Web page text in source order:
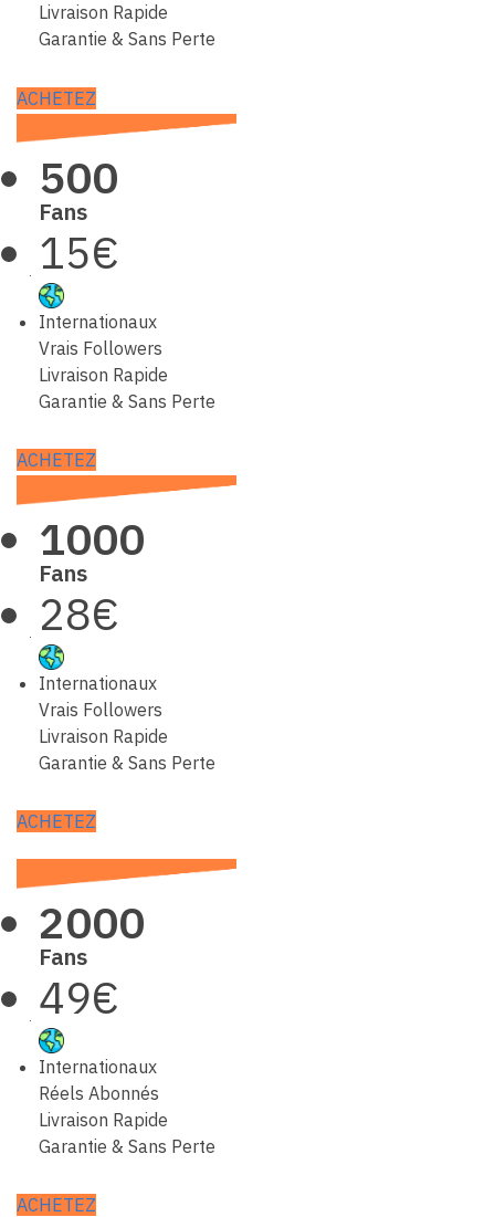
Livraison Rapide
Garantie & Sans Perte
ACHETEZ
500
Fans
15€
Internationaux
Vrais Followers
Livraison Rapide
Garantie & Sans Perte
ACHETEZ
1000
Fans
28€
Internationaux
Vrais Followers
Livraison Rapide
Garantie & Sans Perte
ACHETEZ
2000
Fans
49€
Internationaux
Réels Abonnés
Livraison Rapide
Garantie & Sans Perte
ACHETEZ